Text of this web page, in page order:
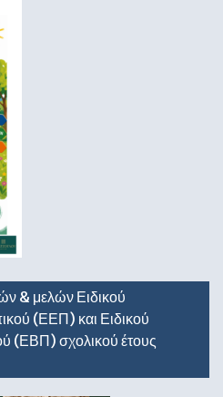
& μελών Ειδικού
(ΕΕΠ) και Ειδικού
(ΕΒΠ) σχολικού έτους